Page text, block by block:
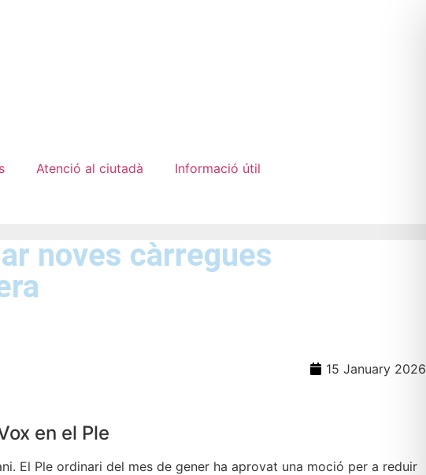
Atenció al ciutadà Informació útil
noves càrregues
15 January 2026
en el Ple
El Ple ordinari del mes de gener ha aprovat una moció per a reduir